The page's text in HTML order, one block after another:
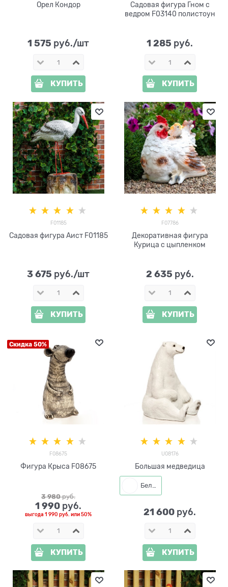
Орел Кондор
1 575 руб./шт
КУПИТЬ
Садовая фигура Гном с
ведром F03140 полистоун
1 285 руб.
КУПИТЬ
F01185
Садовая фигура Аист F01185
3 675 руб./шт
КУПИТЬ
F07786
Декоративная фигура
Курица с цыпленком
2 635 руб.
КУПИТЬ
Скидка 50%
F08675
Фигура Крыса F08675
3 980 руб.
1 990 руб.
выгода 1 990 руб. или50%
КУПИТЬ
U08176
Большая медведица
Белый
21 600 руб.
КУПИТЬ